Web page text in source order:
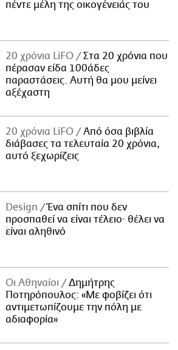
πέντε μέλη της οικογένειάς του
20 χρόνια LiFO
Στα 20 χρόνια που
πέρασαν είδα 100άδες
παραστάσεις. Αυτή θα μου μείνει
αξέχαστη
20 χρόνια LiFO
Από όσα βιβλία
διάβασες τα τελευταία 20 χρόνια,
αυτό ξεχωρίζεις
Design
Ένα σπίτι που δεν
προσπαθεί να είναι τέλειο· θέλει να
είναι αληθινό
Οι Αθηναίοι
Δημήτρης
Ποτηρόπουλος: «Με φοβίζει ότι
αντιμετωπίζουμε την πόλη με
αδιαφορία»